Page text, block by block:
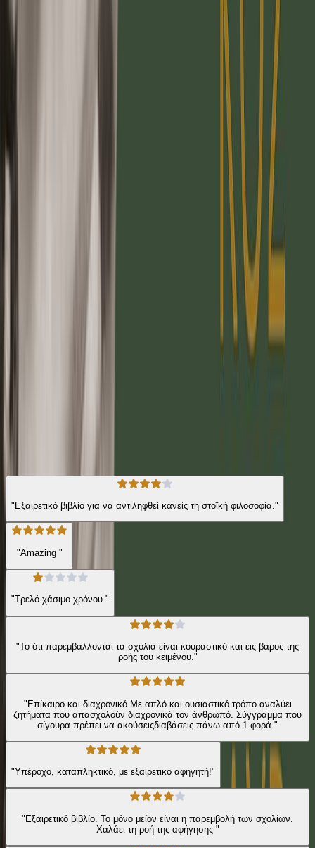
Πολυτελής επίτομη έκδοση του αριστουργηματικού κειμένου του
Μάρκου Αυρήλιου Το προσωπικό ημερολόγιο του Μάρκου
άφησε ο σπουδαίος στωικός φιλόσοφος, που ήταν ταυτόχρονα
αυτοκράτορας και ο πιο ισχυρός άνθρωπος της εποχής του. Το
βιβλίο που ενέπνευσε φιλοσόφους, ηγέτες, συγγραφείς και
εκατομμύρια αναγνωστών στο πέρασμα των αιώνων, παραμένει
επίκαιρο σε μια εποχή που ο άνθρωπος εξακολουθεί να αναζητεί
την ουσία της ύπαρξής του και την εσωτερική γαλήνη. Search
"Εξαιρετικό βιβλίο για να αντιληφθεί κανείς τη στοϊκή φιλοσοφία."
"Amazing "
"Τρελό χάσιμο χρόνου."
"Το ότι παρεμβάλλονται τα σχόλια είναι κουραστικό και εις βάρος της
ροής του κειμένου."
"Επίκαιρο και διαχρονικό.Με απλό και ουσιαστικό τρόπο αναλύει
ζητήματα που απασχολούν διαχρονικά τον άνθρωπό. Σύγγραμμα που
σίγουρα πρέπει να ακούσειςδιαβάσεις πάνω από 1 φορά "
"Υπέροχο, καταπληκτικό, με εξαιρετικό αφηγητή!"
"Εξαιρετικό βιβλίο. Το μόνο μείον είναι η παρεμβολή των σχολίων.
Χαλάει τη ροή της αφήγησης "